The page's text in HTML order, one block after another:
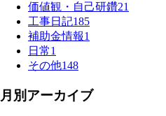
価値観・自己研鑽21
工事日記185
補助金情報1
日常1
その他148
月別アーカイブ